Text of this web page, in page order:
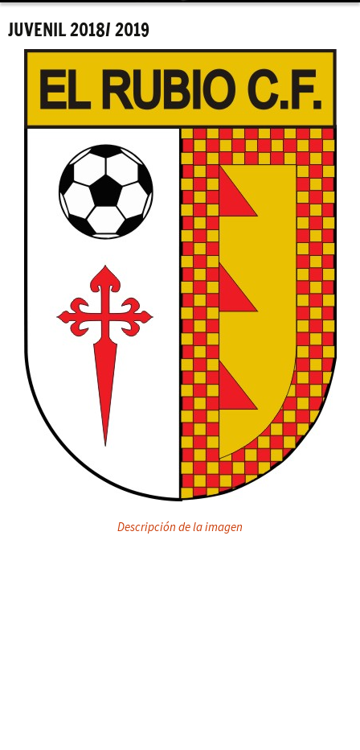
JUVENIL 2018/ 2019
Descripción de la imagen